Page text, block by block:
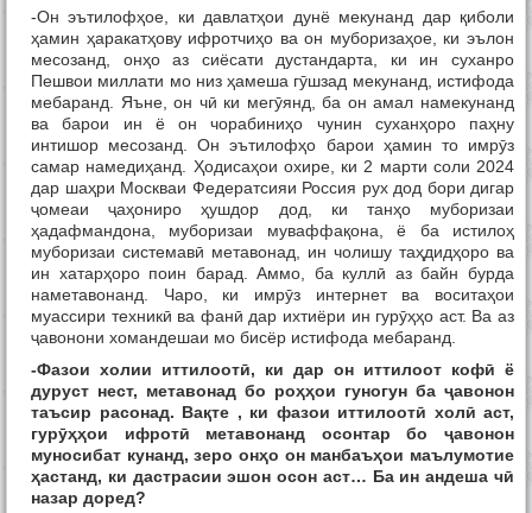
-Он эътилофҳое, ки давлатҳои дунё мекунанд дар қиболи
ҳамин ҳаракатҳову ифротчиҳо ва он муборизаҳое, ки эълон
месозанд, онҳо аз сиёсати дустандарта, ки ин суханро
Пешвои миллати мо низ ҳамеша гӯшзад мекунанд, истифода
мебаранд. Яъне, он чӣ ки мегӯянд, ба он амал намекунанд
ва барои ин ё он чорабиниҳо чунин суханҳоро паҳну
интишор месозанд. Он эътилофҳо барои ҳамин то имрӯз
самар намедиҳанд. Ҳодисаҳои охире, ки 2 марти соли 2024
дар шаҳри Москваи Федератсияи Россия рух дод бори дигар
ҷомеаи ҷаҳониро ҳушдор дод, ки танҳо муборизаи
ҳадафмандона, муборизаи муваффақона, ё ба истилоҳ
муборизаи системавӣ метавонад, ин чолишу таҳдидҳоро ва
ин хатарҳоро поин барад. Аммо, ба куллӣ аз байн бурда
наметавонанд. Чаро, ки имрӯз интернет ва воситаҳои
муассири техникӣ ва фанӣ дар ихтиёри ин гурӯҳҳо аст. Ва аз
ҷавонони хомандешаи мо бисёр истифода мебаранд.
-Фазои холии иттилоотӣ, ки дар он иттилоот кофӣ ё
дуруст нест, метавонад бо роҳҳои гуногун ба ҷавонон
таъсир расонад. Вақте , ки фазои иттилоотӣ холӣ аст,
гурӯҳҳои ифротӣ метавонанд осонтар боҷавонон
муносибат кунанд, зеро онҳо он манбаъҳои маълумотие
ҳастанд, ки дастрасии эшон осон аст… Ба ин андеша чӣ
назар доред?